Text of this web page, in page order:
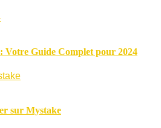
Votre Guide Complet pour 2024
sur Mystake